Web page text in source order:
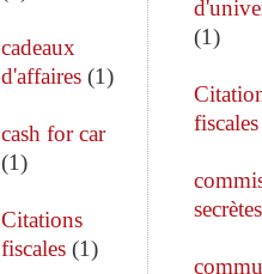
cadeaux
d'affaires(1)
cash for car
(1)
Citations
fiscales(1)
(1)
fiscales
secrètes